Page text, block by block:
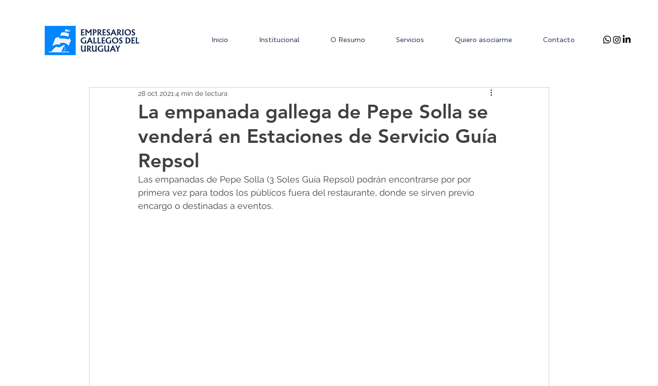
Inicio Institucional O Resumo Servicios Quiero asociarme Contacto
La empanada gallega de Pepe Solla se
venderá en Estaciones de Servicio Guía
Repsol
28 oct 2021 4 min de lectura
Las empanadas de Pepe Solla (3 Soles Guía Repsol) podrán encontrarse por por
primera vez para todos los públicos fuera del restaurante, donde se sirven previo
encargo o destinadas a eventos.